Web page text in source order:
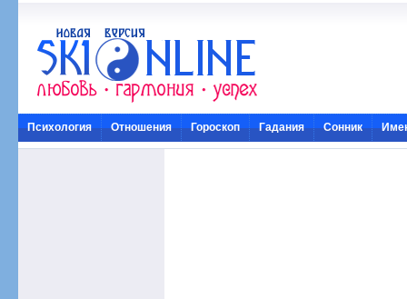
Психология Отношения Гороскоп Гадания Сонник